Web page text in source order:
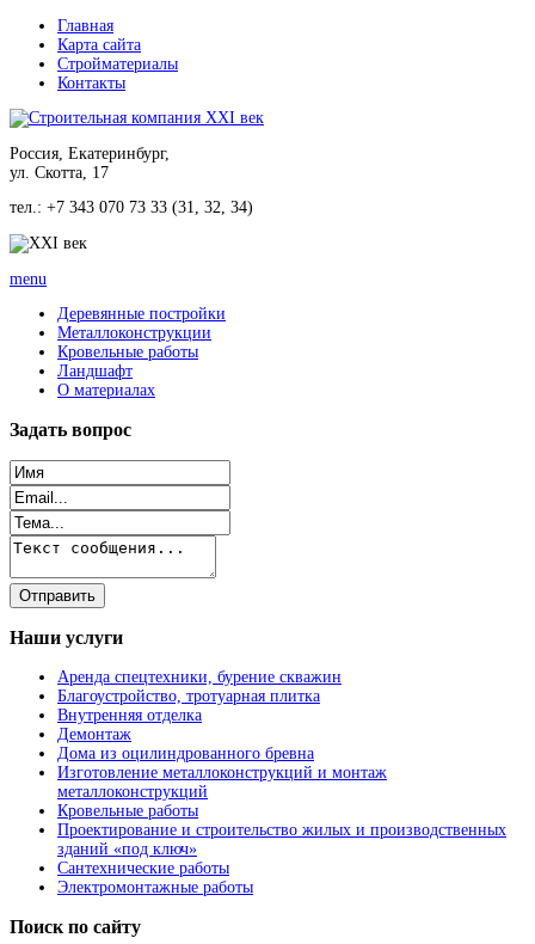
Главная
Карта сайта
Стройматериалы
Контакты
Россия, Екатеринбург,
ул. Скотта, 17
тел.: +7 343 070 73 33 (31, 32, 34)
menu
Деревянные постройки
Металлоконструкции
Кровельные работы
Ландшафт
О материалах
Задать вопрос
Наши услуги
Аренда спецтехники, бурение скважин
Благоустройство, тротуарная плитка
Внутренняя отделка
Демонтаж
Дома из оцилиндрованного бревна
Изготовление металлоконструкций и монтаж
металлоконструкций
Кровельные работы
Проектирование и строительство жилых и производственных
зданий «под ключ»
Сантехнические работы
Электромонтажные работы
Поиск по сайту